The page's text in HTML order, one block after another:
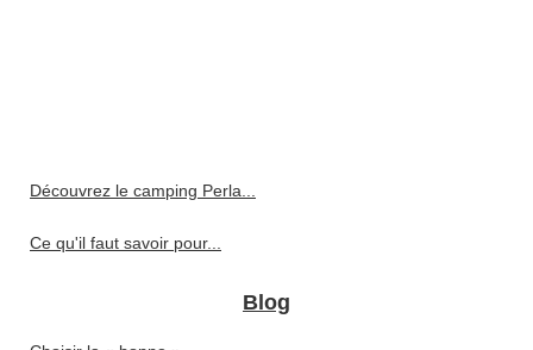
Découvrez le camping Perla...
Ce qu'il faut savoir pour...
Blog